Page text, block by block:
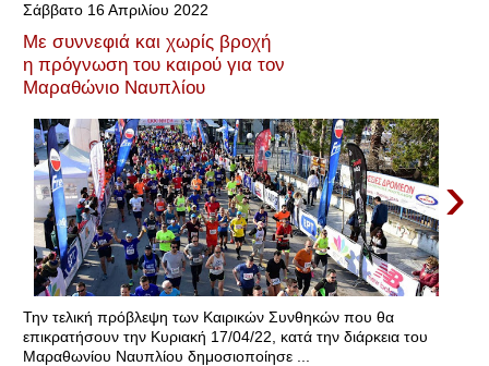
Σάββατο 16 Απριλίου 2022
Με συννεφιά και χωρίς βροχή
η πρόγνωση του καιρού για τον
Μαραθώνιο Ναυπλίου
›
Την τελική πρόβλεψη των Καιρικών Συνθηκών που θα
επικρατήσουν την Κυριακή 17/04/22, κατά την διάρκεια του
Μαραθωνίου Ναυπλίου δημοσιοποίησε ...